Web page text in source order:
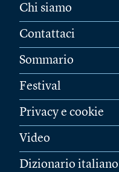
Chi siamo
Contattaci
Sommario
Festival
Privacy e cookie
Video
Dizionario italiano